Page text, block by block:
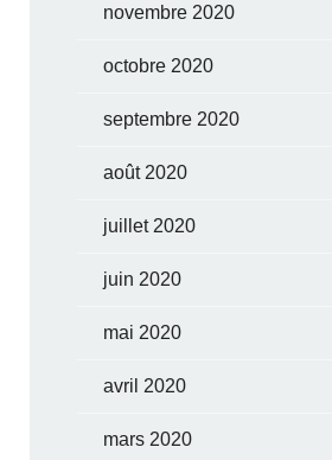
novembre 2020
octobre 2020
septembre 2020
août 2020
juillet 2020
juin 2020
mai 2020
avril 2020
mars 2020